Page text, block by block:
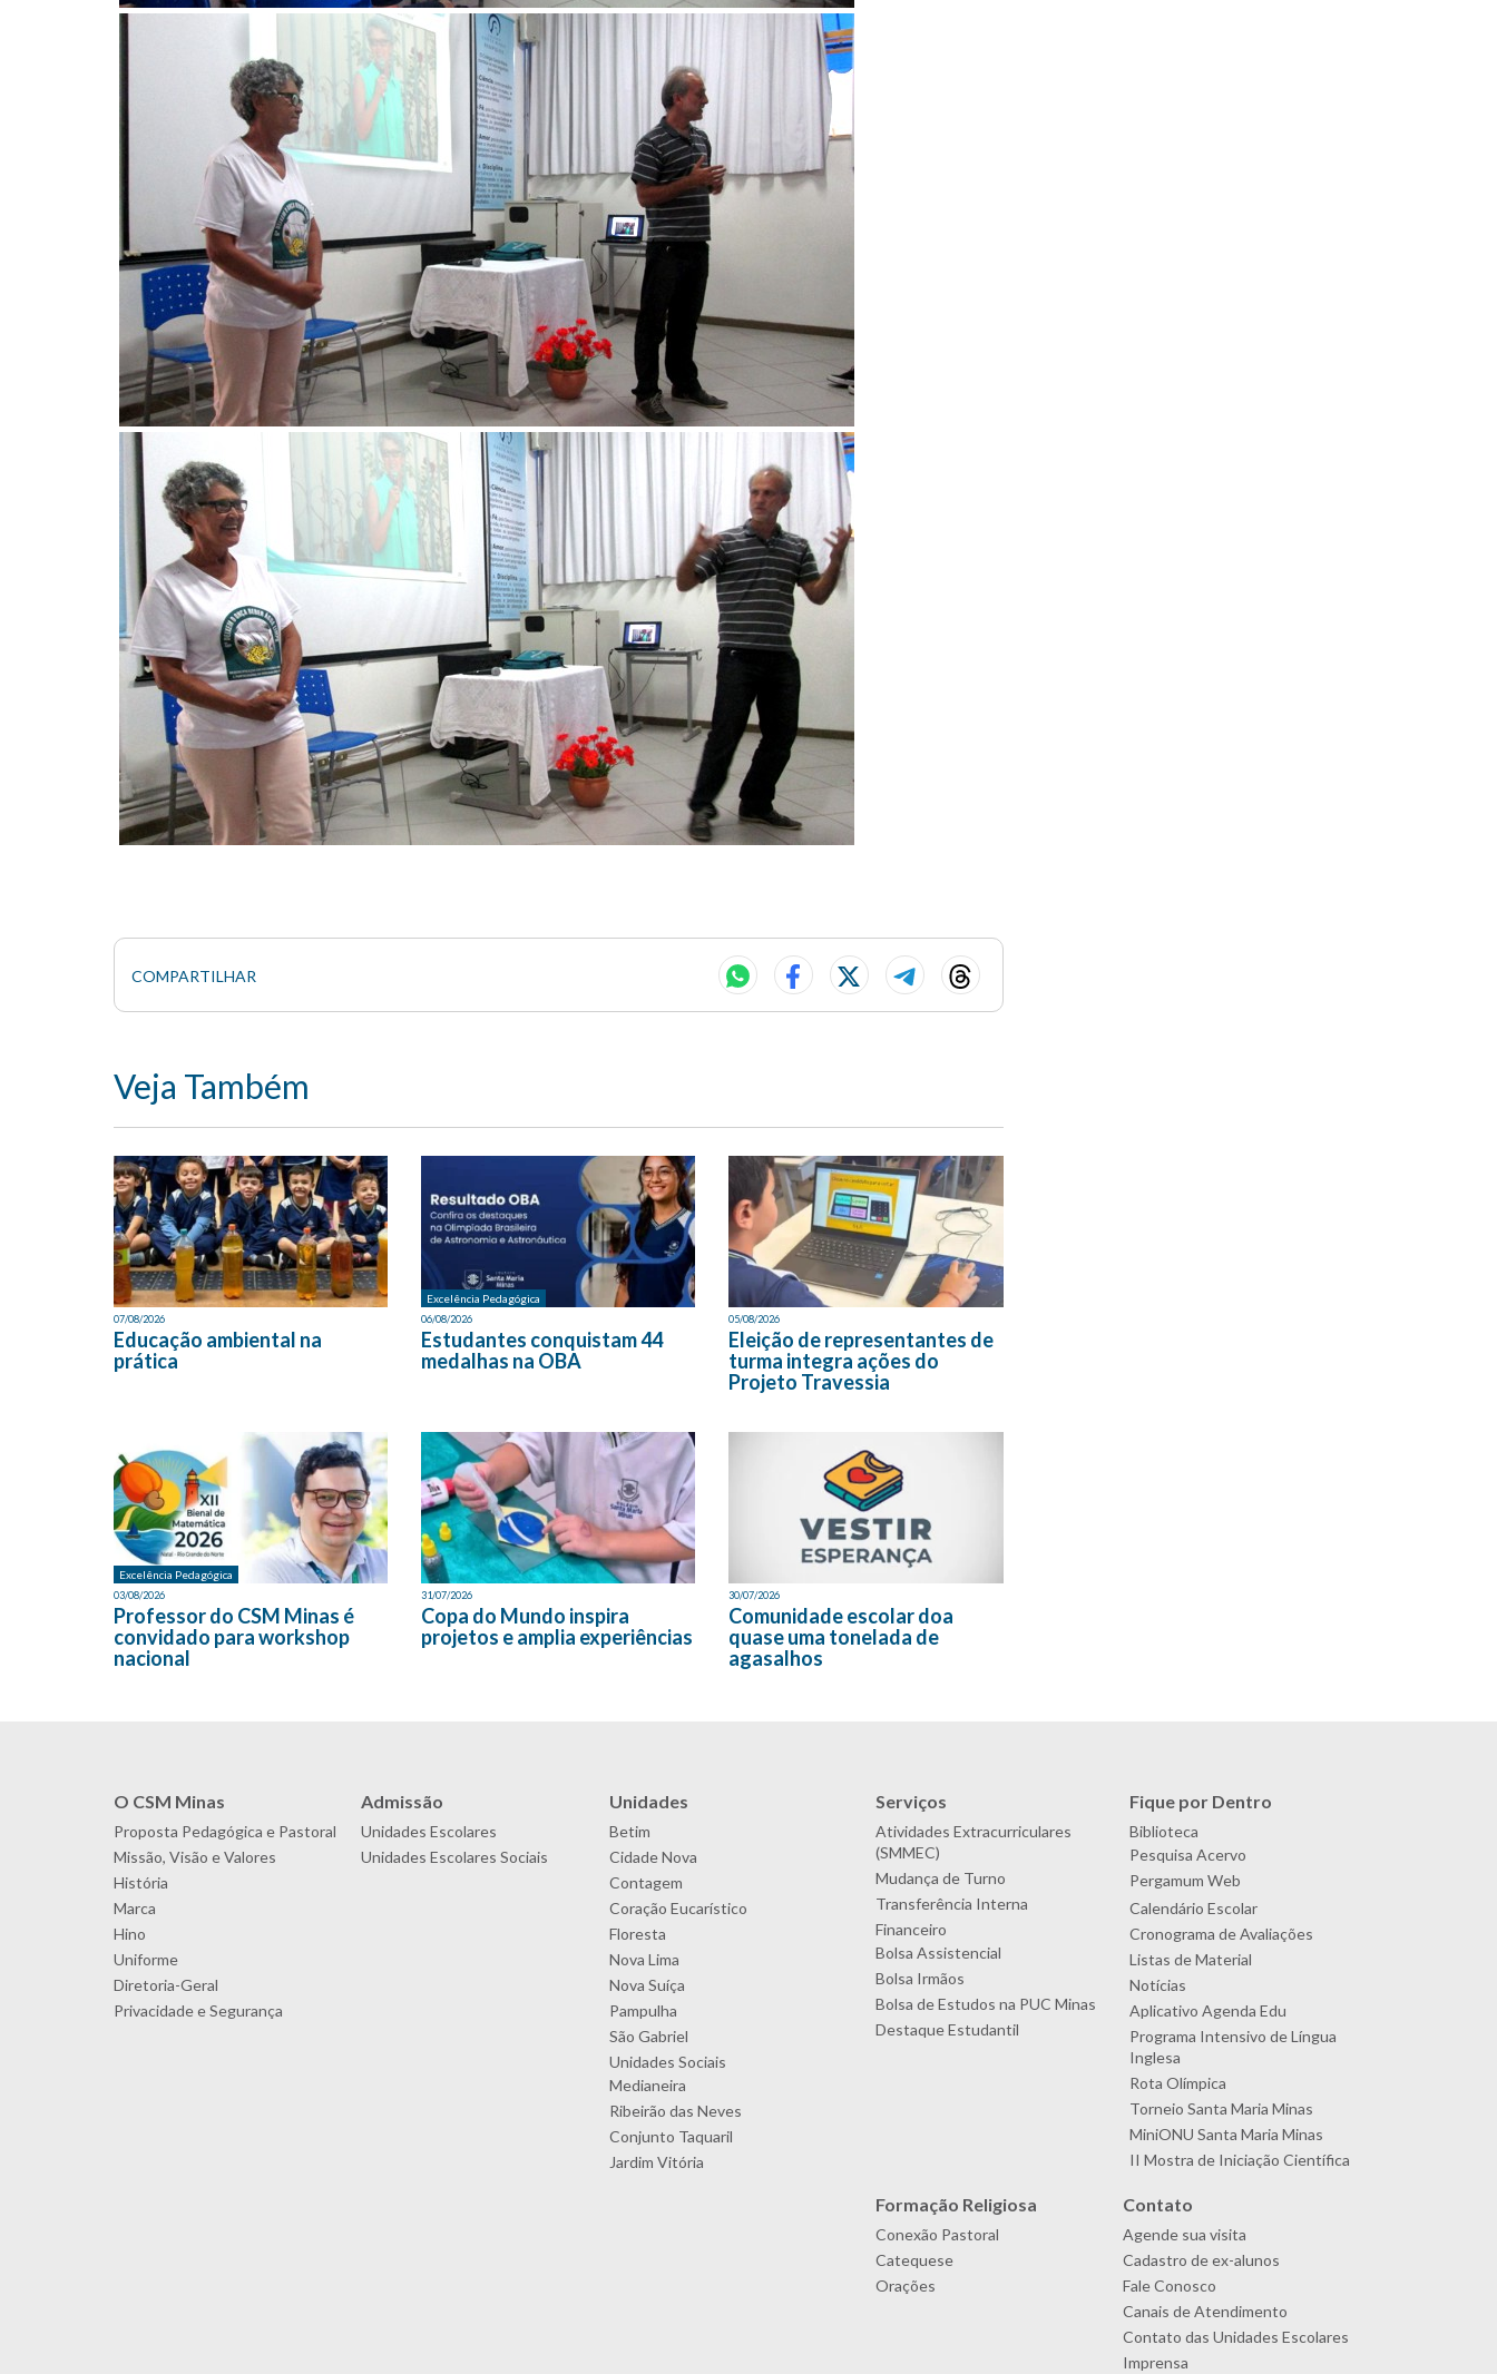
COMPARTILHAR
Veja Também
07/08/2026
Educação ambiental na
prática
Excelência Pedagógica
06/08/2026
Estudantes conquistam 44
medalhas na OBA
05/08/2026
Eleição de representantes de
turma integra ações do
Projeto Travessia
Excelência Pedagógica
03/08/2026
Professor do CSM Minas é
convidado para workshop
nacional
31/07/2026
Copa do Mundo inspira
projetos e amplia experiências
30/07/2026
Comunidade escolar doa
quase uma tonelada de
agasalhos
O CSM Minas
Proposta Pedagógica e Pastoral
Missão, Visão e Valores
História
Marca
Hino
Uniforme
Diretoria-Geral
Privacidade e Segurança
Admissão
Unidades Escolares
Unidades Escolares Sociais
Unidades
Betim
Cidade Nova
Contagem
Coração Eucarístico
Floresta
Nova Lima
Nova Suíça
Pampulha
São Gabriel
Unidades Sociais
Medianeira
Ribeirão das Neves
Conjunto Taquaril
Jardim Vitória
Serviços
Atividades Extracurriculares
(SMMEC)
Mudança de Turno
Transferência Interna
Financeiro
Bolsa Assistencial
Bolsa Irmãos
Bolsa de Estudos na PUC Minas
Destaque Estudantil
Fique por Dentro
Biblioteca
Pesquisa Acervo
Pergamum Web
Calendário Escolar
Cronograma de Avaliações
Listas de Material
Notícias
Aplicativo Agenda Edu
Programa Intensivo de Língua
Inglesa
Rota Olímpica
Torneio Santa Maria Minas
MiniONU Santa Maria Minas
II Mostra de Iniciação Científica
Formação Religiosa
Conexão Pastoral
Catequese
Orações
Contato
Agende sua visita
Cadastro de ex-alunos
Fale Conosco
Canais de Atendimento
Contato das Unidades Escolares
Imprensa